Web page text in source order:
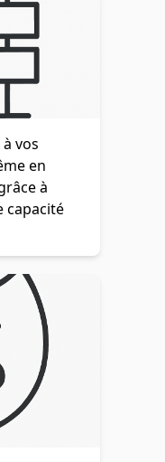
vos
en
à
capacité